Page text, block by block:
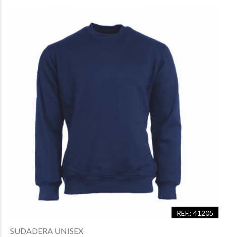
REF.: 41205
SUDADERA UNISEX